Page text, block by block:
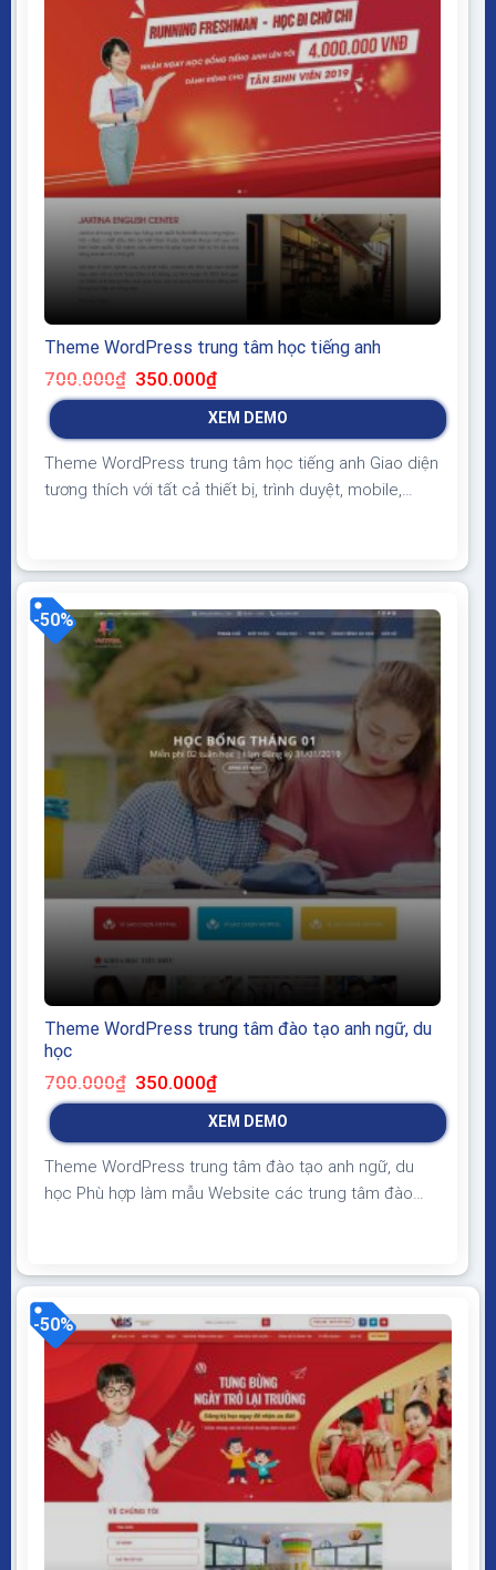
Theme WordPress trung tâm học tiếng anh
700.000₫ Giá
gốc
là:
350.000₫Giá
tại
là:
XEM DEMO
Theme WordPress trung tâm học tiếng anh Giao diện
tương thích với tất cả thiết bị, trình duyệt, mobile,
load nhanh nhẹ tối ưu với các công cụ tìm kiếm
Theme sạch hoàn toàn 100% không...
-50%
Theme WordPress trung tâm đào tạo anh ngữ, du
học
700.000₫ Giá
gốc
là:
350.000₫Giá
tại
là:
XEM DEMO
Theme WordPress trung tâm đào tạo anh ngữ, du
học Phù hợp làm mẫu Website các trung tâm đào
trung tâm đào tạo anh ngữ, du học Giao diện tương
thích với tất cả thiết...
-50%